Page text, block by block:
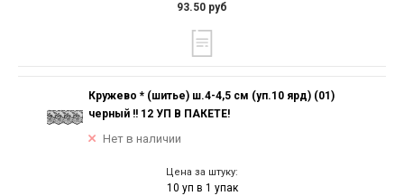
93.50 руб
Кружево * (шитье) ш.4-4,5 см (уп.10 ярд) (01)
черный !! 12 УП В ПАКЕТЕ!
Нет в наличии
Цена за штуку:
10 уп в 1 упак